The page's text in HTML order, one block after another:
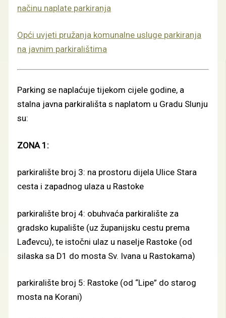
načinu naplate parkiranja
Opći uvjeti pružanja komunalne usluge parkiranja
na javnim parkiralištima
Parking se naplaćuje tijekom cijele godine, a
stalna javna parkirališta s naplatom u Gradu Slunju
su:
ZONA 1:
parkiralište broj 3: na prostoru dijela Ulice Stara
cesta i zapadnog ulaza u Rastoke
parkiralište broj 4: obuhvaća parkiralište za
gradsko kupalište (uz županijsku cestu prema
Lađevcu), te istočni ulaz u naselje Rastoke (od
silaska sa D1 do mosta Sv. Ivana u Rastokama)
parkiralište broj 5: Rastoke (od “Lipe” do starog
mosta na Korani)